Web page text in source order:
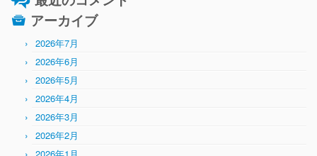
アーカイブ
2026年7月
2026年6月
2026年5月
2026年4月
2026年3月
2026年2月